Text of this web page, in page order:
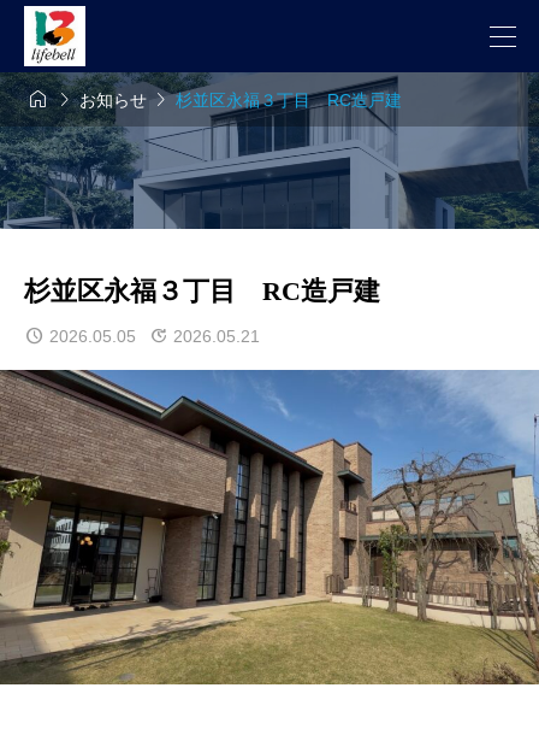
お知らせ杉並区永福３丁目 RC造戸建
杉並区永福３丁目 RC造戸建
2026.05.05 2026.05.21